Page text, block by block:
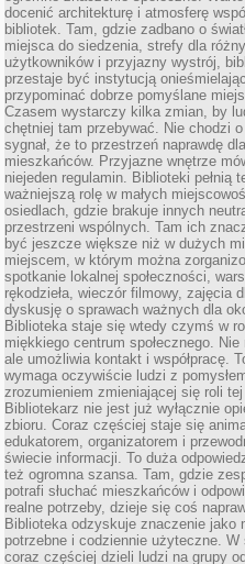
docenić architekturę i atmosferę
bibliotek. Tam, gdzie zadbano o
miejsca do siedzenia, strefy dla
użytkowników i przyjazny wystrój,
przestaje być instytucją
przypominać dobrze pomyślane
Czasem wystarczy kilka zmian, by
chętniej tam przebywać. Nie chodzi
sygnał, że to przestrzeń naprawdę dla
mieszkańców. Przyjazne wnętrze
niejeden regulamin. Biblioteki pełnią
ważniejszą rolę w małych
osiedlach, gdzie brakuje innych
przestrzeni wspólnych. Tam ich
być jeszcze większe niż w dużych
miejscem, w którym można
spotkanie lokalnej społeczności,
rękodzieła, wieczór filmowy, zajęcia
dyskusję o sprawach ważnych dla
Biblioteka staje się wtedy czymś w
miękkiego centrum społecznego. Nie
ale umożliwia kontakt i współpracę.
wymaga oczywiście ludzi z
zrozumieniem zmieniającej się roli
Bibliotekarz nie jest już wyłącznie
zbioru. Coraz częściej staje się
edukatorem, organizatorem i
świecie informacji. To duża
też ogromna szansa. Tam, gdzie
potrafi słuchać mieszkańców i
realne potrzeby, dzieje się coś
Biblioteka odzyskuje znaczenie jako
potrzebne i codziennie użyteczne.
coraz częściej dzieli ludzi na grupy